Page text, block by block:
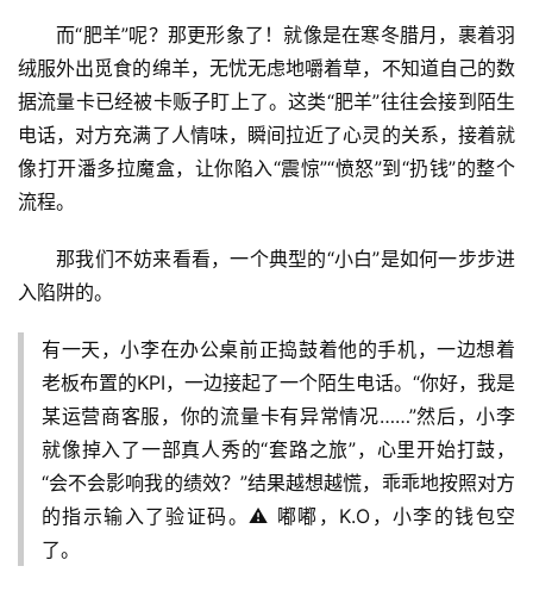
而“肥羊”呢？那更形象了！就像是在寒冬腊月，裹着羽
绒服外出觅食的绵羊，无忧无虑地嚼着草，不知道自己的数
据流量卡已经被卡贩子盯上了。这类“肥羊”往往会接到陌生
电话，对方充满了人情味，瞬间拉近了心灵的关系，接着就
像打开潘多拉魔盒，让你陷入“震惊”“愤怒”到“扔钱”的整个
流程。
那我们不妨来看看，一个典型的“小白”是如何一步步进
入陷阱的。
有一天，小李在办公桌前正捣鼓着他的手机，一边想着
老板布置的KPI，一边接起了一个陌生电话。“你好，我是
某运营商客服，你的流量卡有异常情况……”然后，小李
就像掉入了一部真人秀的“套路之旅”，心里开始打鼓，
“会不会影响我的绩效？”结果越想越慌，乖乖地按照对方
的指示输入了验证码。⚠️ 嘟嘟，K.O，小李的钱包空
了。